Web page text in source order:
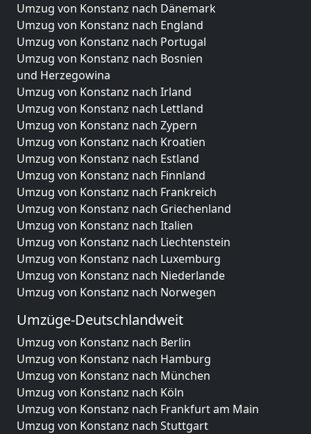
Umzug von Konstanz nach Dänemark
Umzug von Konstanz nach England
Umzug von Konstanz nach Portugal
Umzug von Konstanz nach Bosnien
und Herzegowina
Umzug von Konstanz nach Irland
Umzug von Konstanz nach Lettland
Umzug von Konstanz nach Zypern
Umzug von Konstanz nach Kroatien
Umzug von Konstanz nach Estland
Umzug von Konstanz nach Finnland
Umzug von Konstanz nach Frankreich
Umzug von Konstanz nach Griechenland
Umzug von Konstanz nach Italien
Umzug von Konstanz nach Liechtenstein
Umzug von Konstanz nach Luxemburg
Umzug von Konstanz nach Niederlande
Umzug von Konstanz nach Norwegen
Umzüge-Deutschlandweit
Umzug von Konstanz nach Berlin
Umzug von Konstanz nach Hamburg
Umzug von Konstanz nach München
Umzug von Konstanz nach Köln
Umzug von Konstanz nach Frankfurt am Main
Umzug von Konstanz nach Stuttgart